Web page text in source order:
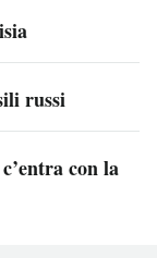
russi
con la